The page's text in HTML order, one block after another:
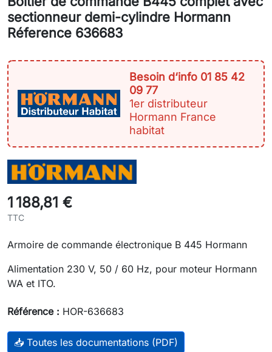
sectionneur demi-cylindre Hormann
Réference 636683
Besoin d‘info 01 85 42
09 77
1er distributeur
Hormann France
habitat
1 188,81 €
TTC
Armoire de commande électronique B 445 Hormann
Alimentation 230 V, 50 / 60 Hz, pour moteur Hormann
WA et ITO.
Référence : HOR-636683
📥 Toutes les documentations (PDF)